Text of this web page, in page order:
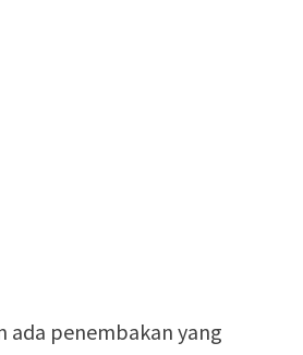
ada penembakan yang